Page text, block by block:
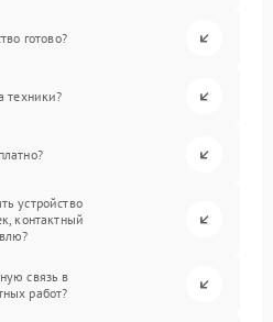
готово?
техники?
устройство
контактный
связь в
работ?